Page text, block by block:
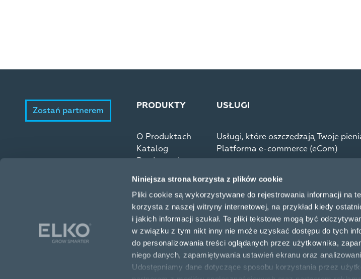
Niniejsza strona korzysta z plików cookie
Pliki cookie są wykorzystywane do rejestrowania informacji na
korzysta z naszej witryny internetowej, na przykład kiedy
i jakich informacji szukał. Te pliki tekstowe mogą być
w związku z tym nikt inny nie może uzyskać dostępu do tych
do personalizowania treści oglądanych przez użytkownika,
niego danych, zapamiętywania ustawień ekranu oraz
Udostępniamy dane dotyczące sposobu korzystania przez
Zostań partnerem PRODUKTY
O Produktach
Katalog
Producenci
USŁUGI
Usługi, które oszczędzają Twoje
Platforma e-commerce (eCom)